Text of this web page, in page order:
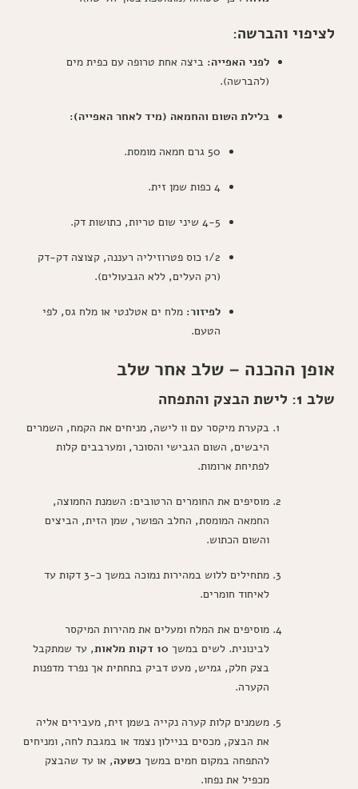
לציפוי והברשה:
לפני האפייה: ביצה אחת טרופה עם כפית מים
(להברשה).
בלילת השום והחמאה (מיד לאחר האפייה):
50 גרם חמאה מומסת.
4 כפות שמן זית.
4-5 שיני שום טריות, כתושות דק.
1/2 כוס פטרוזיליה רעננה, קצוצה דק-דק
(רק העלים, ללא הגבעולים).
לפיזור: מלח ים אטלנטי או מלח גס, לפי
הטעם.
אופן ההכנה – שלב אחר שלב
שלב 1: לישת הבצק והתפחה
בקערת מיקסר עם וו לישה, מניחים את הקמח, השמרים
היבשים, השום הגבישי והסוכר, ומערבבים קלות
לפתיחת ארומות.
מוסיפים את החומרים הרטובים: השמנת החמוצה,
החמאה המומסת, החלב הפושר, שמן הזית, הביצים
והשום הכתוש.
מתחילים ללוש במהירות נמוכה במשך כ-3 דקות עד
לאיחוד חומרים.
מוסיפים את המלח ומעלים את מהירות המיקסר
לבינונית. לשים במשך 10 דקות מלאות
, עד שמתקבל
בצק חלק, גמיש, מעט דביק בתחתית אך נפרד מדפנות
הקערה.
משמנים קלות קערה נקייה בשמן זית, מעבירים אליה
את הבצק, מכסים בניילון נצמד או במגבת לחה, ומניחים
להתפחה במקום חמים במשך כשעה, או עד שהבצק
מכפיל את נפחו.